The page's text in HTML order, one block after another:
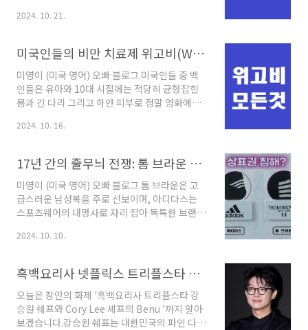
로그램을 제공합니다.IB는 학생들이 비판적 사고
며, 특히 고등학생을 위한 IB 디플로마..
이 그러한데요 AP과목을 할 수 있는 능력임에도
경우가 있습니다.아니면 대학교에 진학해서 고등
학교 당시 AP를 이수 하지 않은 후회도 할 때도
있습니다.오늘은 미국 고등학교 AP과목에 대해
알아보겠습니다.≣ 목차 1. AP ( Advanced
Placement ) 과목이란:Advanced
학 수준의 과목입니다.AP 과정은 미국 대학 입시
목을 미리 공부하고 성취도를 평가받는 제도입..
2024. 10. 21.
미국인들의 비만 치료제 위고비(Wegovy) 모든 정보 한눈에 알아보기/위고비 효능과 부작용 알아보기/방시혁 위고비
미영이 (미국 영어) 오빠 블로그.미국인들 중 백
인들은 유아와 10대 시절에는 적당히 균형잡힌
몸과 긴 다리 그리고 하얀 피부로 정말 영화에서
만 30세가 넘으면 갑자기 비만이 심해지는 경우
고 인디언족 후손들 역시 뛰어다니고 말을 탔던
선조와 달리 비만 때문에 제대로 걷지도 못하는
모습을 어렵지 않게 볼 수 있습니다. 얼마 전, 미
국 남부에서 북부로 이동하기 위해 처음으로 프
런티어 저가 항공을 이용했습니다.애틀랜타 하츠
객들로 가득 찼고, 배부분 비만인 흑인들이 많았
는데, 그 역시 인종만 다르지 너무 비만해 좌석
공..
2024. 10. 16.
17년 간의 줄무늬 전쟁: 톰 브라운 vs. 아디다스 승자는? 알아보기
미영이 (미국 영어) 오빠 블로그.톰 브라운은 고
급스러운 남성복을 주로 선보이며, 아디다스는
스포츠웨어의 대명사로 자리 잡아 독특한 브랜드
줄무늬 디자인을 통해 서로의 정체성을 위협하고
운의 4선 줄무늬는 소비자들에게 혼란을 주는 요
소로 작용하고 있었습니다. 무려 17년 동안 톰 브
라운과 아디다스는 줄무늬 디자인을 둘러싸고 법
정 싸움을 이어왔습니다.과연 이 전쟁의 결과는
무엇이었을까요? 오늘은 톰 브라운과 아디다스
2024. 10. 10.
흑백요리사 넷플릭스 트리플스타 강승원 셰프와 Cory Lee 셰프의 Benu 알아보기
오늘은 장안의 화제 '흑백요리사 트리플스타 강
승원 쉐프와 Cory Lee 셰프의 Benu '까지 알아
보겠습니다.강승원 쉐프는 대한민국의 파인 다이